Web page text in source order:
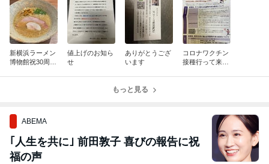
新横浜ラーメン
博物館祝30周年
値上げのお知ら
せ
ありがとうござ
います
コロナワクチン
接種行って来ま
もっと見る
ABEMA
｢人生を共に｣ 前田敦子 喜びの報告に祝
福の声